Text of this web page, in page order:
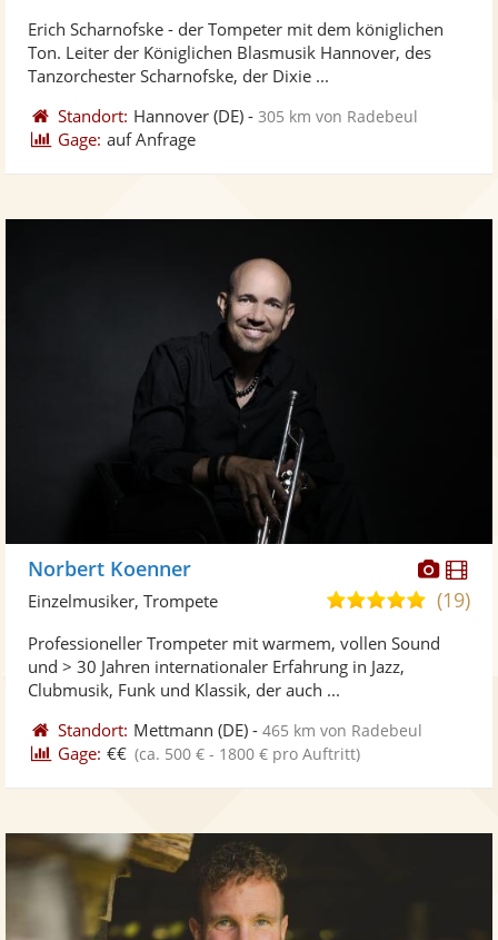
Fotos
5
Erich Scharnofske - der Tompeter mit dem königlichen
Ton. Leiter der Königlichen Blasmusik Hannover, des
Tanzorchester Scharnofske, der Dixie ...
Standort: Hannover (DE) -305 km von Radebeul
Gage: auf Anfrage
Norbert Koenner
5,0
5
(19)
Einzelmusiker, Trompete
Professioneller Trompeter mit warmem, vollen Sound
und > 30 Jahren internationaler Erfahrung in Jazz,
Clubmusik, Funk und Klassik, der auch ...
Standort: Mettmann (DE) -465 km von Radebeul
Gage: €€ (ca. 500 € - 1800 € pro Auftritt)